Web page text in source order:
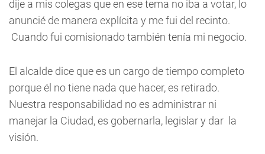
dije a mis colegas que en ese tema no iba a votar, lo
anuncié de manera explícita y me fui del recinto.
Cuando fui comisionado también tenía mi negocio.
El alcalde dice que es un cargo de tiempo completo
porque él no tiene nada que hacer, es retirado.
Nuestra responsabilidad no es administrar ni
manejar la Ciudad, es gobernarla, legislar y dar la
visión.